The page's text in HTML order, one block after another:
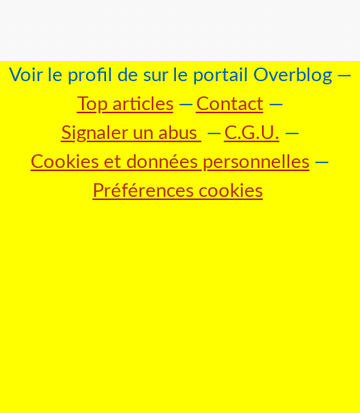
Voir le profil de sur le portail Overblog
Top articles
Contact
Signaler un abus
C.G.U.
Cookies et données personnelles
Préférences cookies